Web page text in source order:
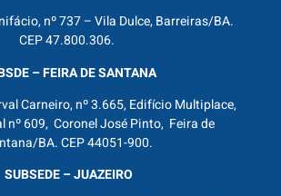
nº 737 – Vila Dulce, Barreiras/BA.
CEP 47.800.306.
– FEIRA DE SANTANA
Carneiro, nº 3.665, Edifício Multiplace,
nº 609, Coronel José Pinto, Feira de
BA. CEP 44051-900.
SUBSEDE – JUAZEIRO